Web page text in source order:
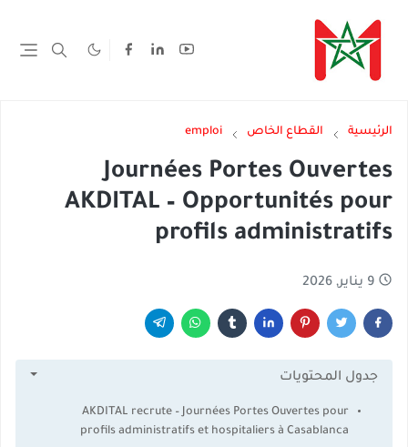
الرئيسية القطاع الخاص emploi
Journées Portes Ouvertes
AKDITAL – Opportunités pour
profils administratifs
9 يناير, 2026
جدول المحتويات
AKDITAL recrute – Journées Portes Ouvertes pour
profils administratifs et hospitaliers à Casablanca